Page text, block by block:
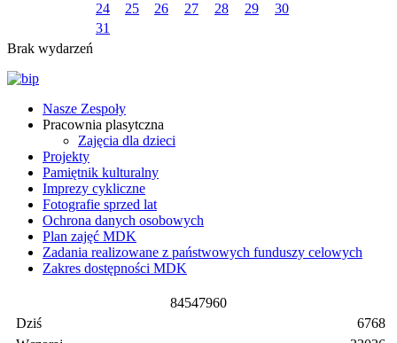
24
25 26 27 28 29
30
31
Brak wydarzeń
Nasze Zespoły
Pracownia plasytczna
Zajęcia dla dzieci
Projekty
Pamiętnik kulturalny
Imprezy cykliczne
Fotografie sprzed lat
Ochrona danych osobowych
Plan zajęć MDK
Zadania realizowane z państwowych funduszy celowych
Zakres dostępności MDK
84547960
Dziś
6768